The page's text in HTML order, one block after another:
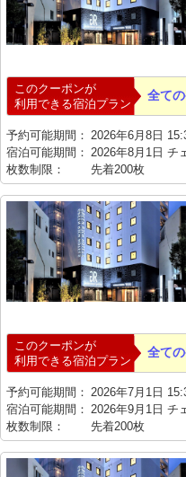
このクーポンが
利用できる宿泊プラン
全て
予約可能期間： 2026年6月8日
宿泊可能期間： 2026年8月1日 チ
枚数制限：
先着200枚
このクーポンが
利用できる宿泊プラン
全て
予約可能期間： 2026年7月1日
宿泊可能期間： 2026年9月1日 チ
枚数制限：
先着200枚